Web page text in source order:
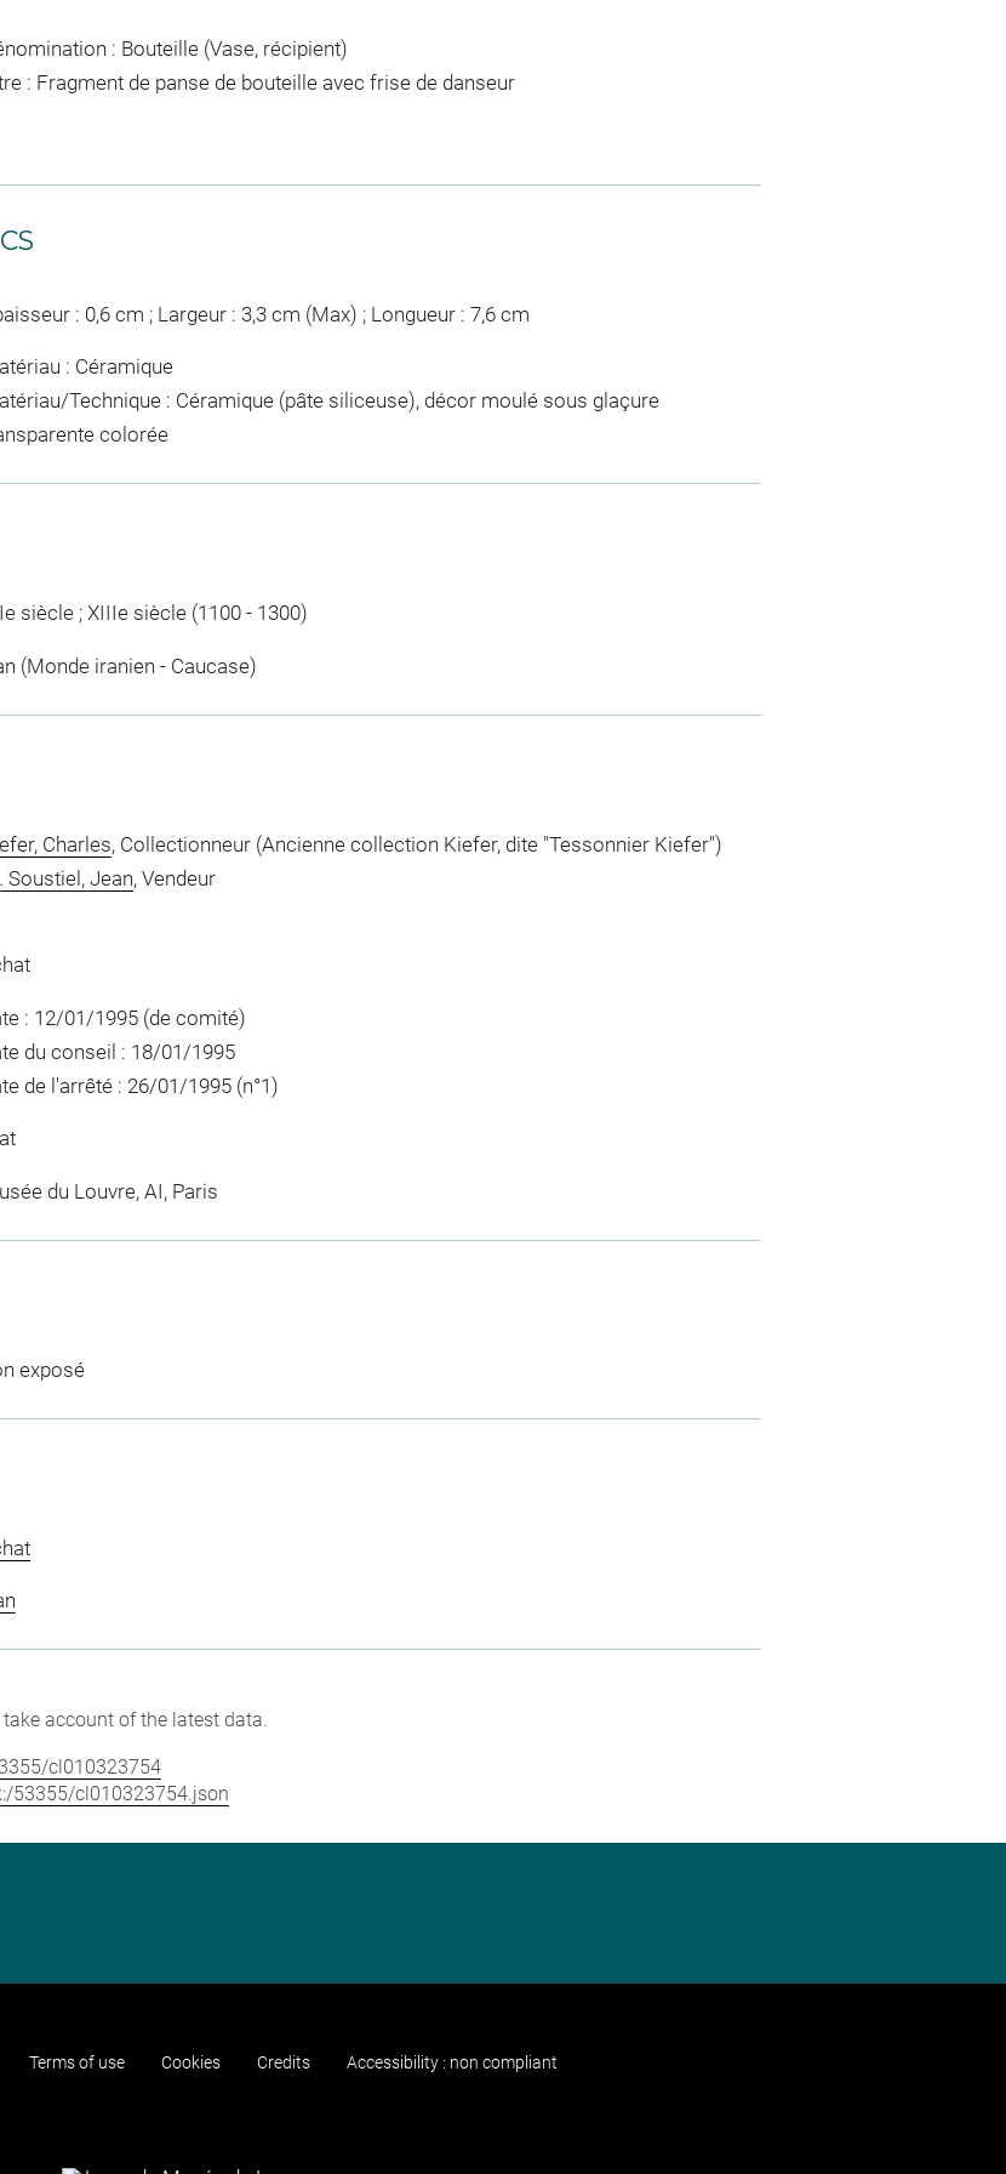
: Bouteille (Vase, récipient)
: Fragment de panse de bouteille avec frise de danseur
: 0,6 cm ; Largeur : 3,3 cm (Max) ; Longueur : 7,6 cm
: Céramique
Technique : Céramique (pâte siliceuse), décor moulé sous glaçure
colorée
siècle ; XIIIe siècle (1100 - 1300)
(Monde iranien - Caucase)
Charles, Collectionneur (Ancienne collection Kiefer, dite "Tessonnier Kiefer")
Soustiel, Jean, Vendeur
: 12/01/1995 (de comité)
du conseil : 18/01/1995
de l'arrêté : 26/01/1995 (n°1)
du Louvre, AI, Paris
exposé
account of the latest data.
cl010323754
53355/cl010323754.json
Terms of use Cookies Credits Accessibility : non compliant